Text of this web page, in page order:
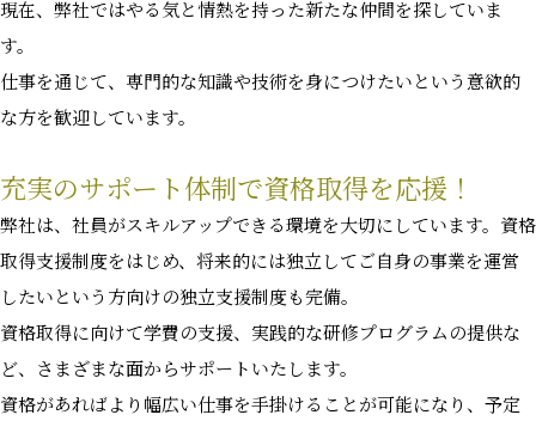
現在、弊社ではやる気と情熱を持った新たな仲間を探していま
す。
仕事を通じて、専門的な知識や技術を身につけたいという意欲的
な方を歓迎しています。
充実のサポート体制で資格取得を応援！
弊社は、社員がスキルアップできる環境を大切にしています。資格
取得支援制度をはじめ、将来的には独立してご自身の事業を運営
したいという方向けの独立支援制度も完備。
資格取得に向けて学費の支援、実践的な研修プログラムの提供な
ど、さまざまな面からサポートいたします。
資格があればより幅広い仕事を手掛けることが可能になり、予定